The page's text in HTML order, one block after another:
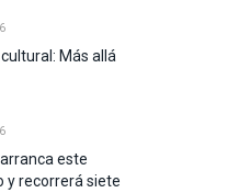
Más allá
arranca este
y recorrerá siete